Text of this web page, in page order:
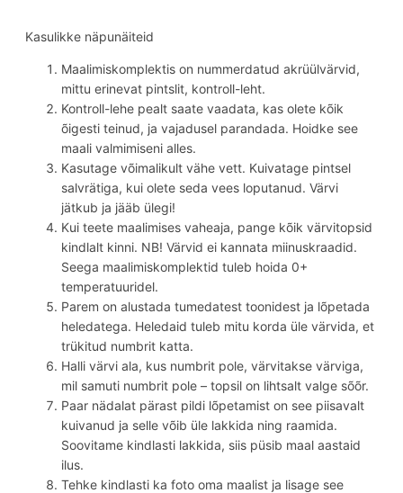
Kasulikke näpunäiteid
Maalimiskomplektis on nummerdatud akrüülvärvid,
mittu erinevat pintslit, kontroll-leht.
Kontroll-lehe pealt saate vaadata, kas olete kõik
õigesti teinud, ja vajadusel parandada. Hoidke see
maali valmimiseni alles.
Kasutage võimalikult vähe vett. Kuivatage pintsel
salvrätiga, kui olete seda vees loputanud. Värvi
jätkub ja jääb ülegi!
Kui teete maalimises vaheaja, pange kõik värvitopsid
kindlalt kinni. NB! Värvid ei kannata miinuskraadid.
Seega maalimiskomplektid tuleb hoida 0+
temperatuuridel.
Parem on alustada tumedatest toonidest ja lõpetada
heledatega. Heledaid tuleb mitu korda üle värvida, et
trükitud numbrit katta.
Halli värvi ala, kus numbrit pole, värvitakse värviga,
mil samuti numbrit pole – topsil on lihtsalt valge sõõr.
Paar nädalat pärast pildi lõpetamist on see piisavalt
kuivanud ja selle võib üle lakkida ning raamida.
Soovitame kindlasti lakkida, siis püsib maal aastaid
ilus.
Tehke kindlasti ka foto oma maalist ja lisage see